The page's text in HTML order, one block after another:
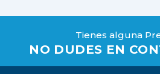
Tienes alguna
NO DUDES EN